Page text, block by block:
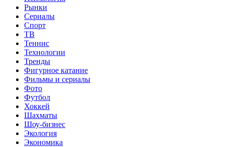
Рынки
Сериалы
Спорт
ТВ
Теннис
Технологии
Тренды
Фигурное катание
Фильмы и сериалы
Фото
Футбол
Хоккей
Шахматы
Шоу-бизнес
Экология
Экономика